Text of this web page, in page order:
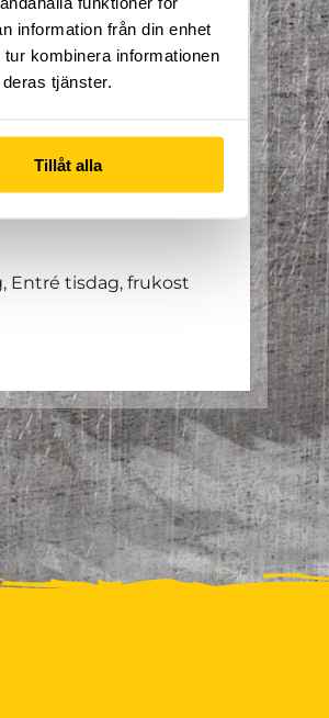
information från din enhet
kombinera informationen
tjänster.
Tillåt alla
och elever från
som skulle kunna
i Gävle.
Entré tisdag, frukost